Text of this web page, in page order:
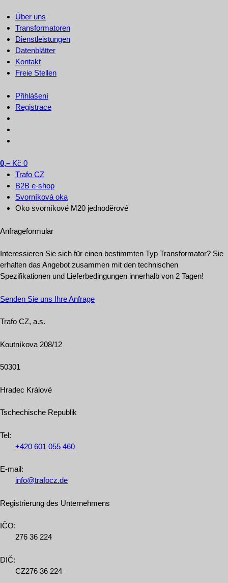
Über uns
Transformatoren
Dienstleistungen
Datenblätter
Kontakt
Freie Stellen
Přihlášení
Registrace
0,– Kč 0
Trafo CZ
B2B e-shop
Svorníková oka
Oko svorníkové M20 jednoděrové
Anfrageformular
Interessieren Sie sich für einen bestimmten Typ Transformator? Sie
erhalten das Angebot zusammen mit den technischen
Spezifikationen und Lieferbedingungen innerhalb von 2 Tagen!
Senden Sie uns Ihre Anfrage
Trafo CZ, a.s.
Koutníkova 208/12
50301
Hradec Králové
Tschechische Republik
Tel:
+420 601 055 460
E-mail:
info@trafocz.de
Registrierung des Unternehmens
IČO:
276 36 224
DIČ:
CZ276 36 224